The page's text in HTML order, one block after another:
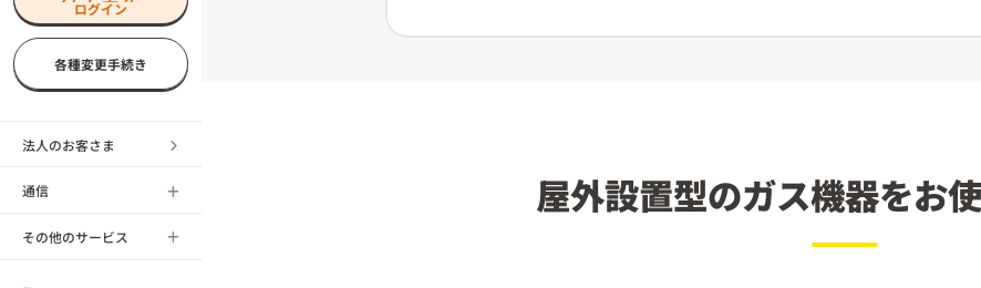
ログイン
各種変更手続き
法人のお客さま
通信
その他のサービス
屋外設置型のガス機器をお